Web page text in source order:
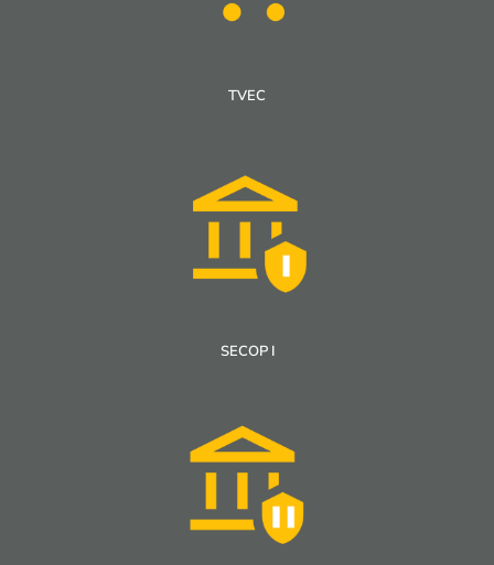
TVEC
SECOP I